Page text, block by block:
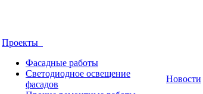
Проекты
Фасадные работы
Светодиодное освещение
фасадов
Новости